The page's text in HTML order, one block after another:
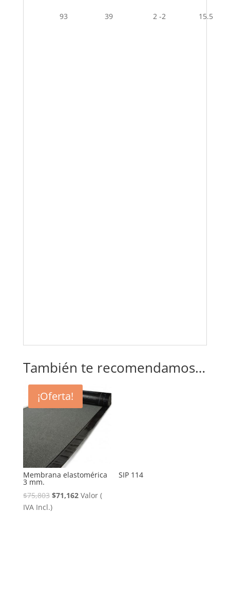
93 39 2 -2 15.5
También te recomendamos…
¡Oferta!
Membrana elastomérica
3 mm.
$75,803 El
precio
$71,162ElValor (
IVA Incl.)
SIP 114